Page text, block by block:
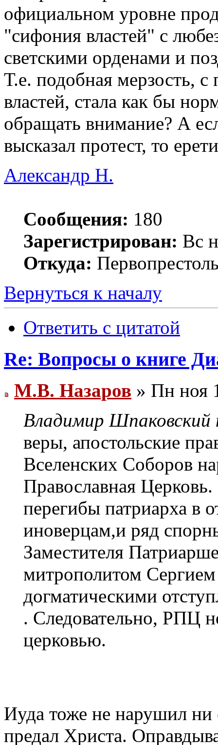
официальном уровне
"сифония властей" с
светскими орденами и
Т.е. подобная мерзость, с
властей, стала как бы
обращать внимание? А
высказал протест, то
Александр Н.
Сообщения: 180
Зарегистрирован: Вс
Откуда:
Вернуться к началу
Ответить с цитатой
Re: Вопросы о книге
М.В. Назаров » Пн ноя
Владимир Шпаковский
веры, апостольские
Вселенских Соборов
Православная
перегибы патриарха в
иноверцам,и ряд
Заместителя
митрополитом
догматическими
. Следовательно, РПЦ
церковью.
Иуда тоже не нарушил ни
предал Христа.